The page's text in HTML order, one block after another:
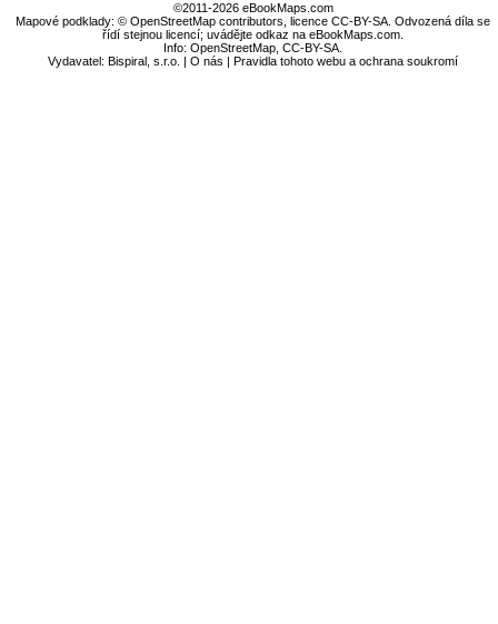
©2011-2026 eBookMaps.com
Mapové podklady: © OpenStreetMap contributors, licence CC-BY-SA. Odvozená díla se
řídí stejnou licencí; uvádějte odkaz na eBookMaps.com.
Info:OpenStreetMap ,CC-BY-SA
Vydavatel: Bispiral, s.r.o. |O nás |Pravidla tohoto webu a ochrana soukromí